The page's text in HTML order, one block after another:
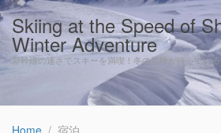
Skiing at the Speed of
Winter Adventure
新幹線の速さでスキーを満喫！冬の冒険が待っている
Home 宿泊